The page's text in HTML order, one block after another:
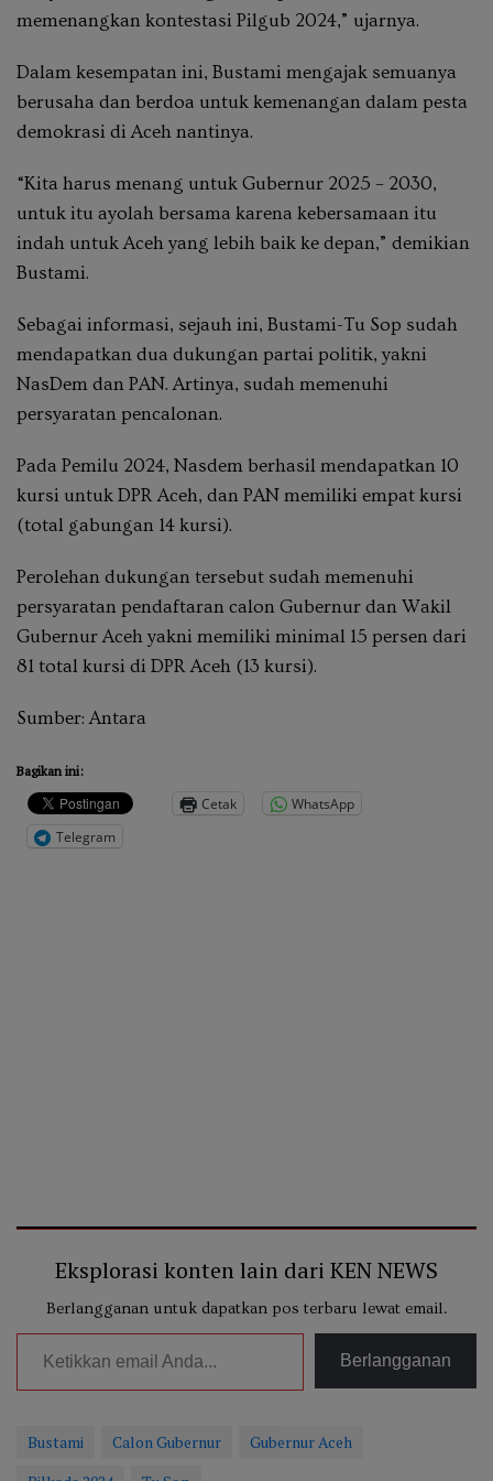
memenangkan kontestasi Pilgub 2024,” ujarnya.
Dalam kesempatan ini, Bustami mengajak semuanya
berusaha dan berdoa untuk kemenangan dalam pesta
demokrasi di Aceh nantinya.
“Kita harus menang untuk Gubernur 2025 – 2030,
untuk itu ayolah bersama karena kebersamaan itu
indah untuk Aceh yang lebih baik ke depan,” demikian
Bustami.
Sebagai informasi, sejauh ini, Bustami-Tu Sop sudah
mendapatkan dua dukungan partai politik, yakni
NasDem dan PAN. Artinya, sudah memenuhi
persyaratan pencalonan.
Pada Pemilu 2024, Nasdem berhasil mendapatkan 10
kursi untuk DPR Aceh, dan PAN memiliki empat kursi
(total gabungan 14 kursi).
Perolehan dukungan tersebut sudah memenuhi
persyaratan pendaftaran calon Gubernur dan Wakil
Gubernur Aceh yakni memiliki minimal 15 persen dari
81 total kursi di DPR Aceh (13 kursi).
Sumber: Antara
Bagikan ini:
Cetak
WhatsApp
Telegram
Eksplorasi konten lain dari KEN NEWS
Berlangganan untuk dapatkan pos terbaru lewat email.
Ketikkan email Anda...
Berlangganan
Bustami Calon Gubernur
Gubernur Aceh